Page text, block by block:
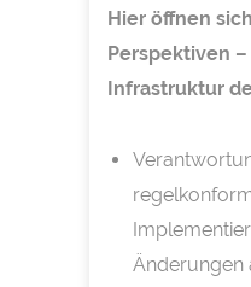
Hier öffnen
Perspektiven
Infrastruktur
Änderungen